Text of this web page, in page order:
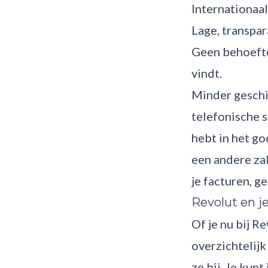
Lage,
Geen
vindt.
Minder
telefonische
hebt in het
een andere
je facturen,
Revolut en
Of je nu bij